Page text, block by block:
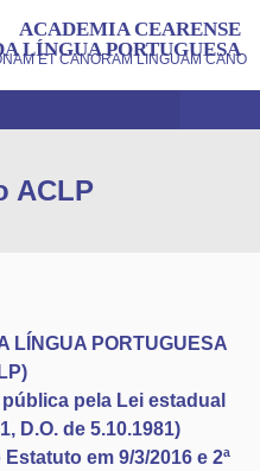
ACADEMIA CEARENSE
LÍNGUA PORTUGUESA
ET CANORAM LINGUAM CANO
ACLP
LÍNGUA PORTUGUESA
pela Lei estadual
D.O. de 5.10.1981)
em 9/3/2016 e 2ª